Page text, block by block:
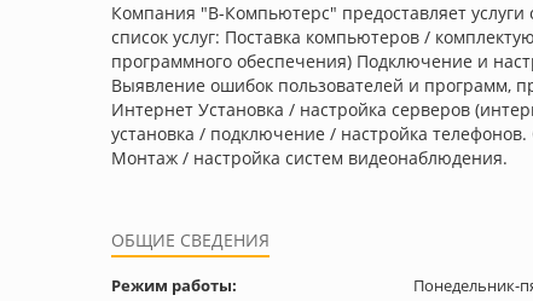
Компания "В-Компьютерс" предоставляет
список услуг: Поставка компьютеров /
программного обеспечения) Подключение и
Выявление ошибок пользователей и программ,
Интернет Установка / настройка серверов
установка / подключение / настройка
Монтаж / настройка систем видеонаблюдения.
ОБЩИЕ СВЕДЕНИЯ
Режим работы: Понедельник-